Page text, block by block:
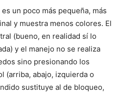
es un poco más pequeña, más
y muestra menos colores. El
(bueno, en realidad sí lo
y el manejo no se realiza
sino presionando los
(arriba, abajo, izquierda o
sustituye al de bloqueo,